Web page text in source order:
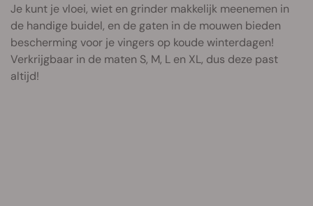
Je kunt je vloei, wiet en grinder makkelijk meenemen in
de handige buidel, en de gaten in de mouwen bieden
bescherming voor je vingers op koude winterdagen!
Verkrijgbaar in de maten S, M, L en XL, dus deze past
altijd!